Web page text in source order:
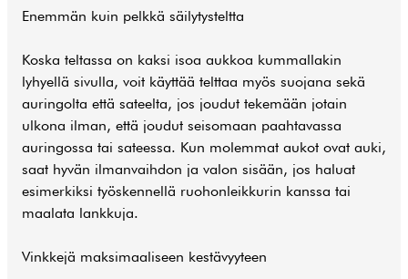
Enemmän kuin pelkkä säilytysteltta
Koska teltassa on kaksi isoa aukkoa kummallakin
lyhyellä sivulla, voit käyttää telttaa myös suojana sekä
auringolta että sateelta, jos joudut tekemään jotain
ulkona ilman, että joudut seisomaan paahtavassa
auringossa tai sateessa. Kun molemmat aukot ovat auki,
saat hyvän ilmanvaihdon ja valon sisään, jos haluat
esimerkiksi työskennellä ruohonleikkurin kanssa tai
maalata lankkuja.
Vinkkejä maksimaaliseen kestävyyteen